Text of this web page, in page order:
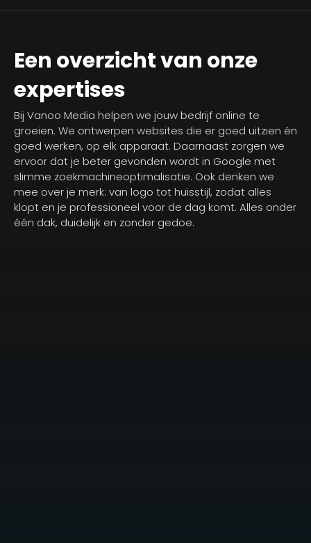
Een overzicht van onze
expertises
Bij Vanoo Media helpen we jouw bedrijf online te
groeien. We ontwerpen websites die er goed uitzien én
goed werken, op elk apparaat. Daarnaast zorgen we
ervoor dat je beter gevonden wordt in Google met
slimme zoekmachineoptimalisatie. Ook denken we
mee over je merk: van logo tot huisstijl, zodat alles
klopt en je professioneel voor de dag komt. Alles onder
één dak, duidelijk en zonder gedoe.